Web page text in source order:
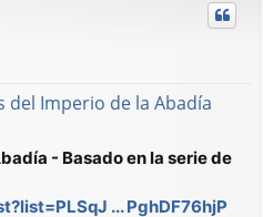
del Imperio de la Abadía
- Basado en la serie de
... PghDF76hjP